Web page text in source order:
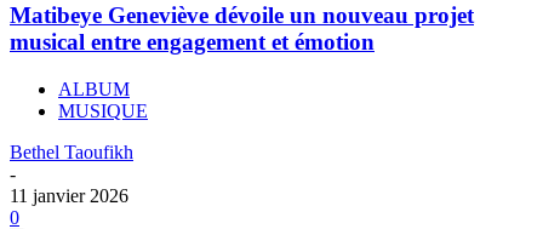
Matibeye Geneviève dévoile un nouveau projet
musical entre engagement et émotion
ALBUM
MUSIQUE
Bethel Taoufikh
-
11 janvier 2026
0